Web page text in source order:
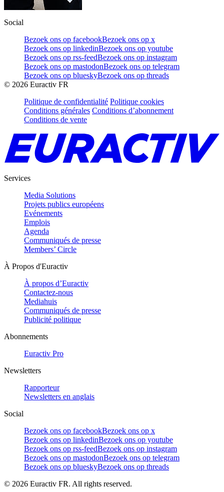
Social
Bezoek ons op facebookBezoek ons op x
Bezoek ons op linkedinBezoek ons op youtube
Bezoek ons op rss-feedBezoek ons op instagram
Bezoek ons op mastodonBezoek ons op telegram
Bezoek ons op blueskyBezoek ons op threads
© 2026 Euractiv FR
Politique de confidentialité Politique cookies
Conditions générales Conditions d’abonnement
Conditions de vente
Services
Media Solutions
Projets publics européens
Evénements
Emplois
Agenda
Communiqués de presse
Members’ Circle
À Propos d'Euractiv
À propos d’Euractiv
Contactez-nous
Mediahuis
Communiqués de presse
Publicité politique
Abonnements
Euractiv Pro
Newsletters
Rapporteur
Newsletters en anglais
Social
Bezoek ons op facebookBezoek ons op x
Bezoek ons op linkedinBezoek ons op youtube
Bezoek ons op rss-feedBezoek ons op instagram
Bezoek ons op mastodonBezoek ons op telegram
Bezoek ons op blueskyBezoek ons op threads
© 2026 Euractiv FR. All rights reserved.